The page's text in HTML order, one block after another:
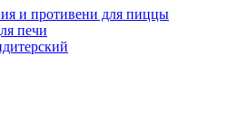
и противени для пиццы
печи